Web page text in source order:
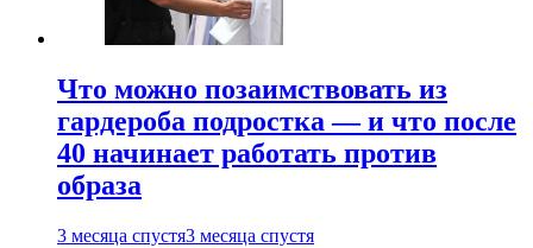
Что можно позаимствовать из
гардероба подростка — и что после
40 начинает работать против
образа
3 месяца спустя3 месяца спустя